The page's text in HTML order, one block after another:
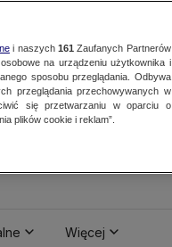
Więcej
i naszych 161 Zaufanych Partnerów
na urządzeniu użytkownika i
sposobu przeglądania. Odbywa
przeglądania przechowywanych w
się przetwarzaniu w oparciu o
plików cookie i reklam”.